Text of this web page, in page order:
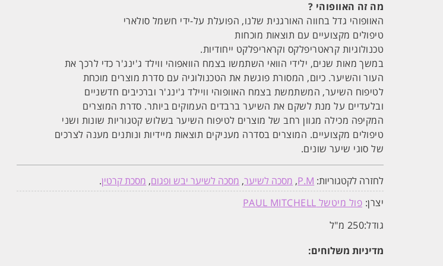
מה זה האוופוהי ?
האוופוהי גדל בחווה האורגנית שלנו, הפועלת על-ידי חשמל סולארי
טיפולים מקצועיים עם תוצאות מוכחות
טכנולוגיות קראטריפלקס וקראריפלקט ייחודיות.
במשך מאות שנים, ילידי הוואי השתמשו בצמח הוואפוהי ווילד ג'ינג'ר כדי לרכך את
העור והשיער. כיום, המסורת פוגשת את הטכנולוגיה עם סדרת מוצרים מוכחת
לטיפוח השיער, המשתמשת בצמח האוופוהי וויילד ג'ינג'ר וברכיבים חדשניים
ובלעדיים על מנת לשקם את השיער ברבדים העמוקים ביותר. סדרת המוצרים
המקיפה מכילה מגוון רחב של מוצרים לטיפוח השיער בשלוש קטגוריות שונות ושני
טיפולים מקצועיים. המוצרים בסדרה מעניקים תוצאות מיידיות ונותנים מענה לצרכים
של סוגי שיער שונים.
לחזרה לקטגוריות: P.M
, מסכה לשיער, מסכה לשיער יבש ופגום, מסכת קרטין.
יצרן: פול מיטשל PAUL MITCHELL
גודל:250 מ"ל
מדיניות משלוחים: